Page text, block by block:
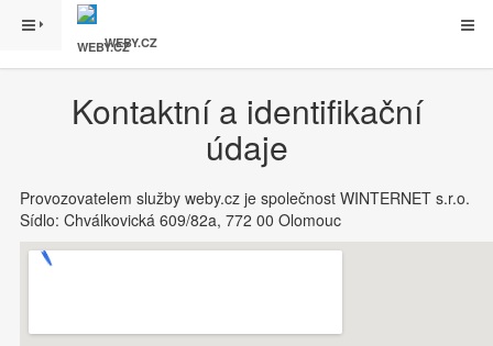
WEBY.CZ
Kontaktní a identifikační
údaje
Provozovatelem služby weby.cz je společnost WINTERNET s.r.o.
Sídlo: Chválkovická 609/82a, 772 00 Olomouc